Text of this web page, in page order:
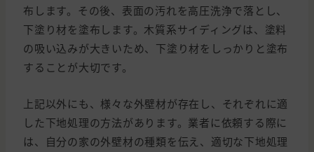
布します。その後、表面の汚れを高圧洗浄で落とし、
下塗り材を塗布します。木質系サイディングは、塗料
の吸い込みが大きいため、下塗り材をしっかりと塗布
することが大切です。
上記以外にも、様々な外壁材が存在し、それぞれに適
した下地処理の方法があります。業者に依頼する際に
は、自分の家の外壁材の種類を伝え、適切な下地処理